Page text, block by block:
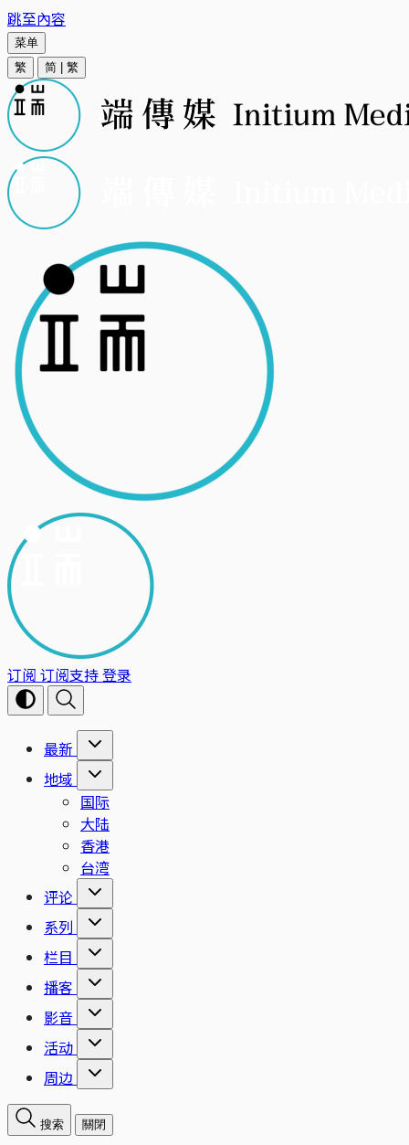
跳至內容
菜单
繁
简 繁
订阅 订阅支持登录
最新
地域
国际
大陆
香港
台湾
评论
系列
栏目
播客
影音
活动
周边
搜索 關閉